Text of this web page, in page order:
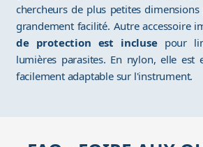
chercheurs de plus petites
grandement facilité. Autre accessoire
de protection est inclusepour
lumières parasites. En nylon, elle est
facilement adaptable sur l'instrument.